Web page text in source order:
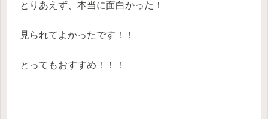
とりあえず、本当に面白かった！
見られてよかったです！！
とってもおすすめ！！！